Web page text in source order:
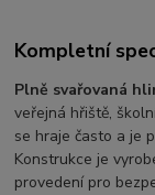
Kompletní
Plně svařovaná
veřejná hřiště,
se hraje často a je
Konstrukce je
provedení pro